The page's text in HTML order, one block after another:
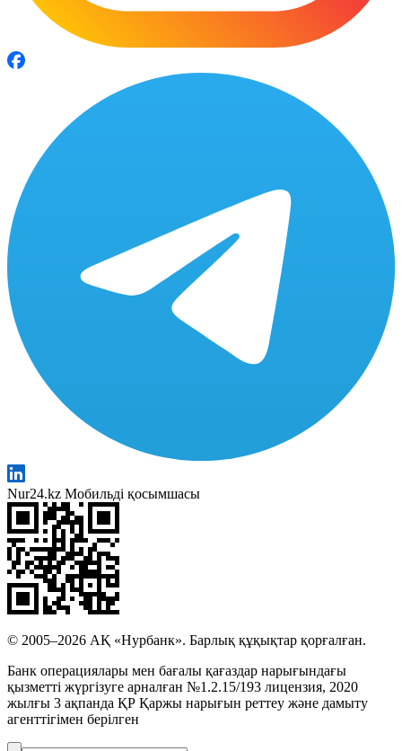
Nur24.kz Мобильді қосымшасы
© 2005–2026 АҚ «Нурбанк». Барлық құқықтар қорғалған.
Банк операциялары мен бағалы қағаздар нарығындағы
қызметті жүргізуге арналған №1.2.15/193 лицензия, 2020
жылғы 3 ақпанда ҚР Қаржы нарығын реттеу және дамыту
агенттігімен берілген